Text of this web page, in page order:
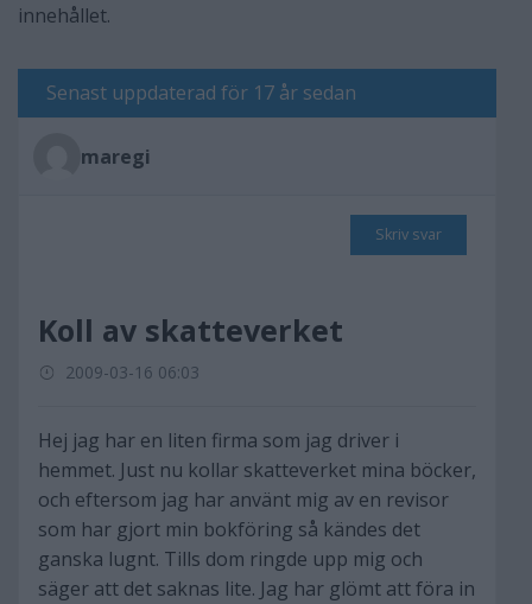
innehållet.
Senast uppdaterad för 17 år sedan
maregi
Skriv svar
Koll av skatteverket
2009-03-16 06:03
Hej jag har en liten firma som jag driver i
hemmet. Just nu kollar skatteverket mina böcker,
och eftersom jag har använt mig av en revisor
som har gjort min bokföring så kändes det
ganska lugnt. Tills dom ringde upp mig och
säger att det saknas lite. Jag har glömt att föra in